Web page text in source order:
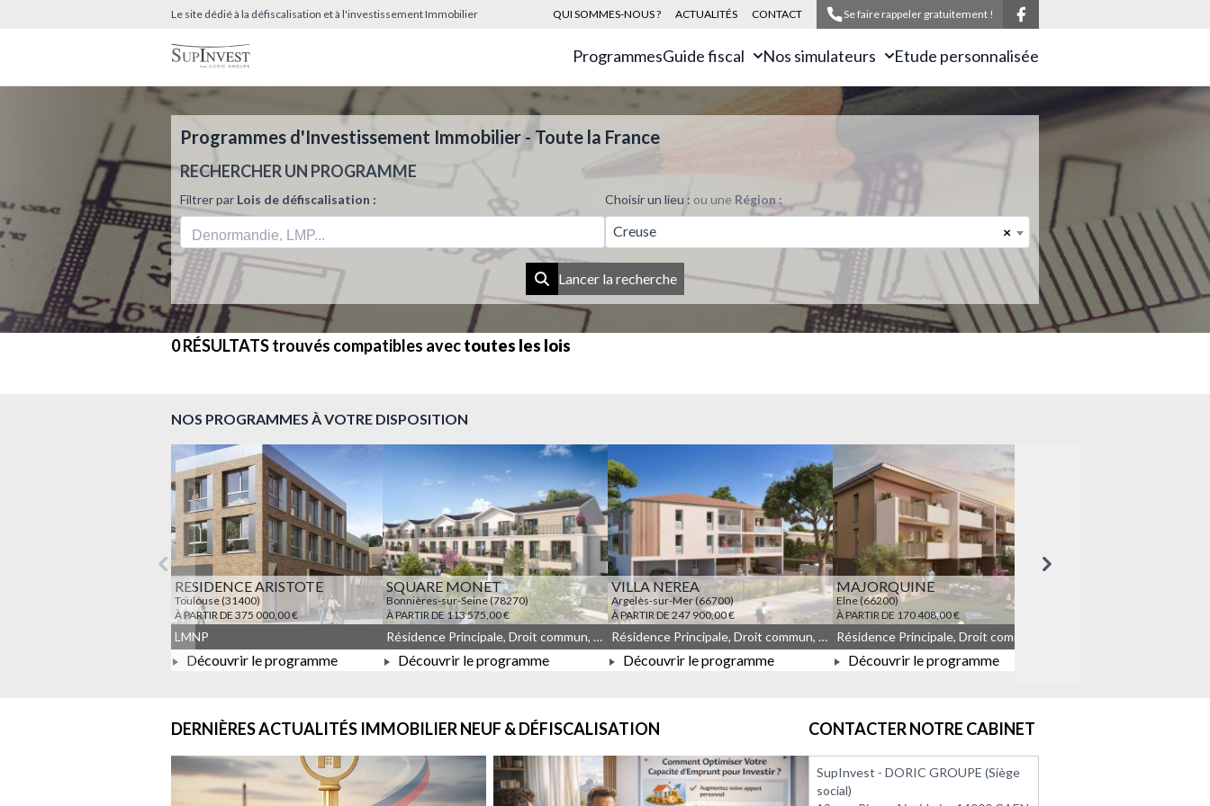
Le site dédié à la défiscalisation et à l'investissement Immobilier QUI SOMMES-NOUS ? ACTUALITÉS CONTACT Se faire rappeler gratuitement !
ProgrammesGuide fiscal Nos simulateurs Etude personnalisée
Programmes d'Investissement Immobilier - Toute la France
RECHERCHER UN PROGRAMME
Filtrer par Lois de défiscalisation : Choisir un lieu : ou une Région :
×
Creuse
Lancer la recherche
0 RÉSULTATStrouvés compatibles avectoutes les lois
NOS PROGRAMMES À VOTRE DISPOSITION
Précédent Suivant
RESIDENCE ARISTOTE
Toulouse (31400)
À PARTIR DE 375 000,00 €
À PARTIR DE 375 000,00 €
LMNP
Découvrir le programme
SQUARE MONET
Bonnières-sur-Seine (78270)
À PARTIR DE 113 575,00 €
À PARTIR DE 113 575,00 €
Résidence Principale, Droit commun, Meublé non géré, JEANBRUN, LLI, LLI_JEANBRUN
Découvrir le programme
VILLA NEREA
Argelès-sur-Mer (66700)
À PARTIR DE 247 900,00 €
À PARTIR DE 247 900,00 €
Résidence Principale, Droit commun, Meublé non géré, JEANBRUN
Découvrir le programme
MAJORQUINE
Elne (66200)
À PARTIR DE 170 408,00 €
À PARTIR DE 170 408,00 €
Découvrir le programme
DERNIÈRES ACTUALITÉS IMMOBILIER NEUF & DÉFISCALISATION CONTACTER NOTRE CABINET
SupInvest - DORIC GROUPE (Siège
social)